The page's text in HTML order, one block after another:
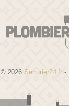
© 2026 Serrurier24.fr -